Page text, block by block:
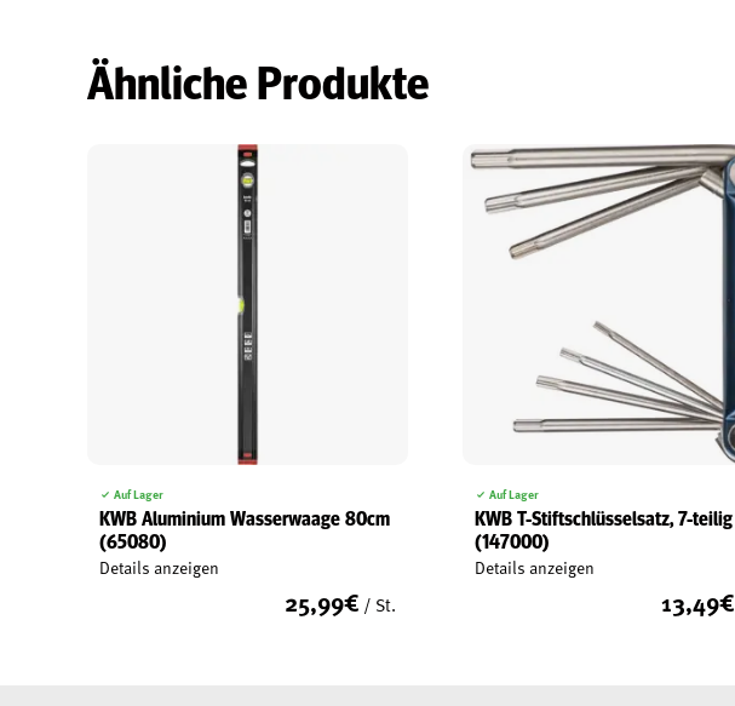
Ähnliche Produkte
Auf Lager
KWB Aluminium Wasserwaage 80cm
(65080)
Details anzeigen
25,99€ / St.
Auf Lager
KWB T-Stiftschlüsselsatz, 7-teilig
(147000)
Details anzeigen
13,49€